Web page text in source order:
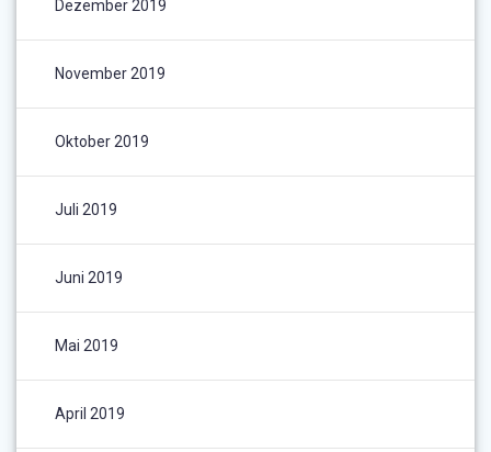
Dezember 2019
November 2019
Oktober 2019
Juli 2019
Juni 2019
Mai 2019
April 2019